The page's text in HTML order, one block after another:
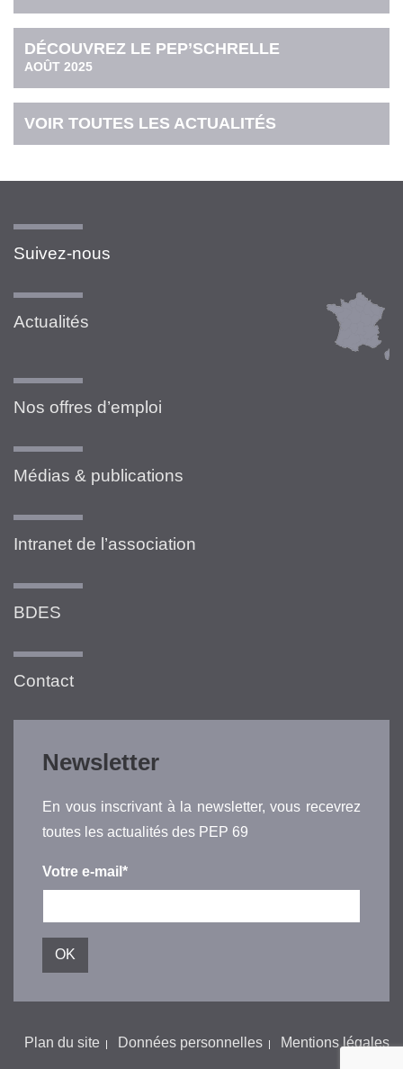
DÉCOUVREZ LE PEP’SCHRELLE
AOÛT 2025
VOIR TOUTES LES ACTUALITÉS
Suivez-nous
Actualités
Nos offres d’emploi
Médias & publications
Intranet de l’association
BDES
Contact
Newsletter
En vous inscrivant à la newsletter, vous recevrez
toutes les actualités des PEP 69
Votre e-mail*
Plan du site Données personnelles Mentions légales